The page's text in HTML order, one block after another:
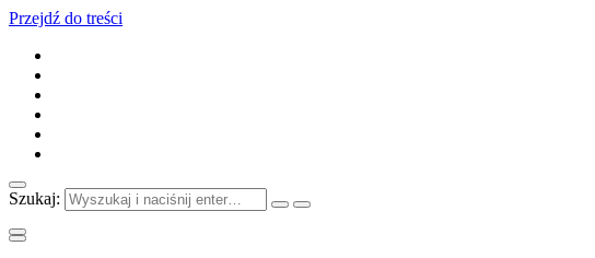
Przejdź do treści
Szukaj: